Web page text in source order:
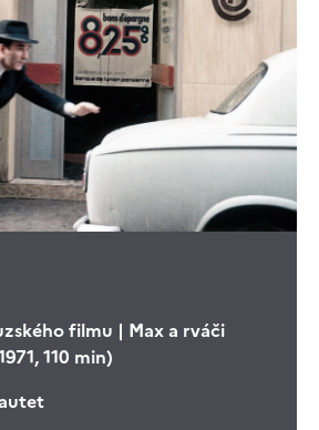
filmu | Max a rváči
110 min)